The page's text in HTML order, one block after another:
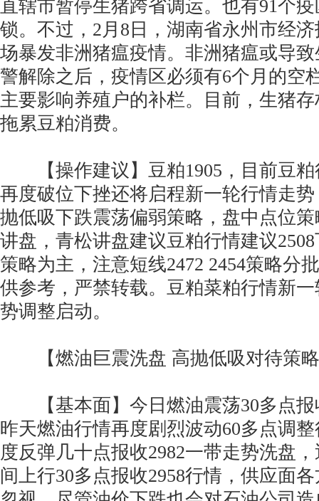
直辖市暂停生猪跨省调运。也有91个
锁。不过，2月8日，湖南省永州市经
场暴发非洲猪瘟疫情。非洲猪瘟或导
警解除之后，疫情区必须有6个月的空
主要影响养殖户的补栏。目前，生猪
拖累豆粕消费。
【操作建议】豆粕1905，目前豆粕
再度破位下挫还将启程新一轮行情走
抛低吸下跌震荡偏弱策略，盘中点位
讲盘，青松讲盘建议豆粕行情建议
策略为主，注意短线2472 2454策略分
供参考，严禁转载。豆粕菜粕行情新
势调整启动。
【燃油巨震洗盘 高抛低吸对待策
【基本面】今日燃油震荡30多点报
昨天燃油行情再度剧烈波动60多点调
度反弹几十点报收2982一带走势洗盘
间上行30多点报收2958行情，供应面